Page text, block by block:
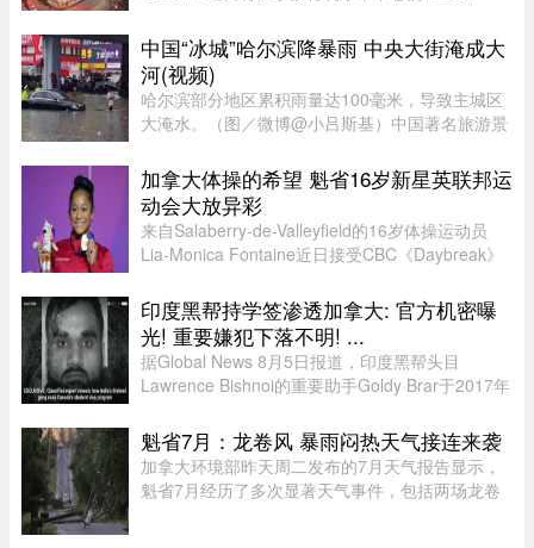
Mach，成交价达9300万元。Groupe Mach董事长
兼首席执行官Vincent Chiara昨天周四向 ...
中国“冰城”哈尔滨降暴雨 中央大街淹成大
河(视频)
哈尔滨部分地区累积雨量达100毫米，导致主城区
大淹水。（图／微博@小吕斯基）中国著名旅游景
雨量达100毫米，导致主城区大淹水。游客最爱逛
的中央大街，也积水严重。民众 ...
加拿大体操的希望 魁省16岁新星英联邦运
动会大放异彩
来自Salaberry-de-Valleyfield的16岁体操运动员
Lia-Monica Fontaine近日接受CBC《Daybreak》
历。这位魁省年轻选手在国际舞台上表现惊艳，一
举获得4枚奖牌。Fontaine代 ...
印度黑帮持学签渗透加拿大: 官方机密曝
光! 重要嫌犯下落不明! ...
据Global News 8月5日报道，印度黑帮头目
Lawrence Bishnoi的重要助手Goldy Brar于2017年
Thompson Rivers University就读。但记录显示，
目前“无法确认”他是否真的上过课。实 ...
魁省7月：龙卷风 暴雨闷热天气接连来袭
加拿大环境部昨天周二发布的7月天气报告显示，
魁省7月经历了多次显著天气事件，包括两场龙卷